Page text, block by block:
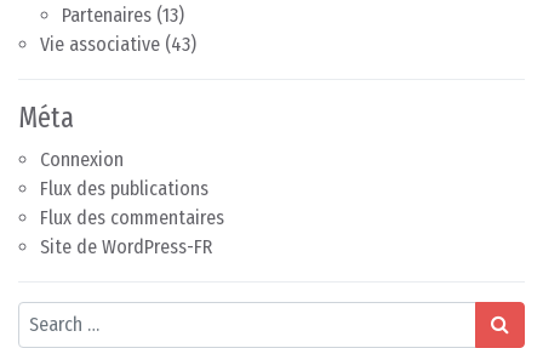
Partenaires (13)
Vie associative (43)
Méta
Connexion
Flux des publications
Flux des commentaires
Site de WordPress-FR
Search